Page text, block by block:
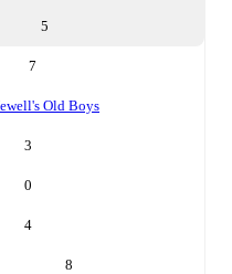
5
7
Old Boys
3
0
4
8